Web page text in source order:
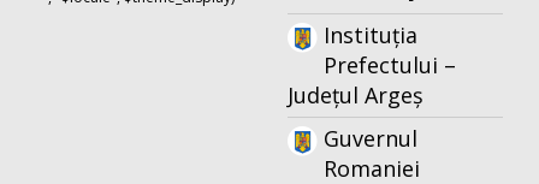
Instituția
Prefectului –
Județul Argeș
Guvernul
Romaniei